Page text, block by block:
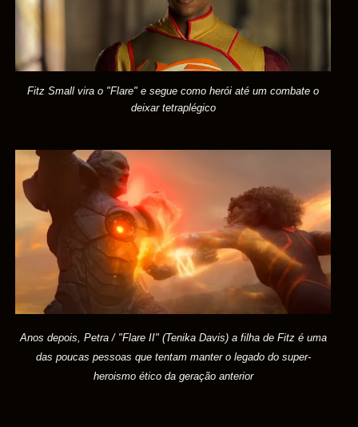
Fitz Small vira o "Flare" e segue como herói até um combate o
deixar tetraplégico
Anos depois, Petra / "Flare II" (Tenika Davis) a filha de Fitz é uma
das poucas pessoas que tentam manter o legado do super-
heroismo ético da geração anterior